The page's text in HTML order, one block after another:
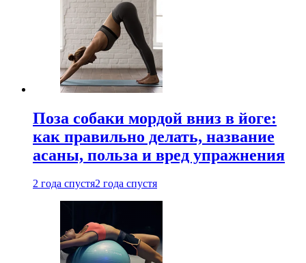
Поза собаки мордой вниз в йоге:
как правильно делать, название
асаны, польза и вред упражнения
2 года спустя2 года спустя